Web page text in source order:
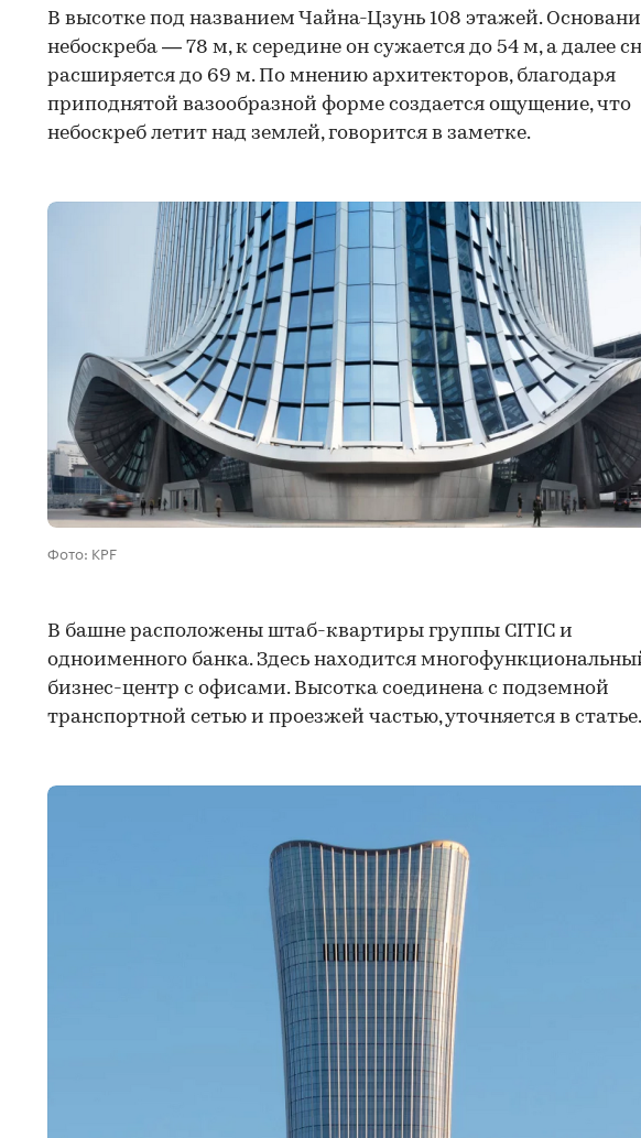
В высотке под названием Чайна-Цзунь 108 этажей.
небоскреба — 78 м, к середине он сужается до 54 м, а далее
расширяется до 69 м. По мнению архитекторов, благодаря
приподнятой вазообразной форме создается ощущение, что
небоскреб летит над землей, говорится в заметке.
Фото: KPF
В башне расположены штаб-квартиры группы CITIC и
одноименного банка. Здесь находится
бизнес-центр с офисами. Высотка соединена с подземной
транспортной сетью и проезжей частью, уточняется в статье.